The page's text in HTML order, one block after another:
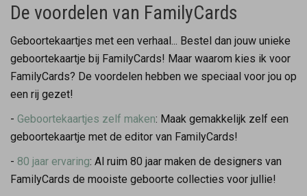
De voordelen van FamilyCards
Geboortekaartjes met een verhaal... Bestel dan jouw unieke
geboortekaartje bij FamilyCards! Maar waarom kies ik voor
FamilyCards? De voordelen hebben we speciaal voor jou op
een rij gezet!
- Geboortekaartjes zelf maken: Maak gemakkelijk zelf een
geboortekaartje met de editor van FamilyCards!
- 80 jaar ervaring: Al ruim 80 jaar maken de designers van
FamilyCards de mooiste geboorte collecties voor jullie!